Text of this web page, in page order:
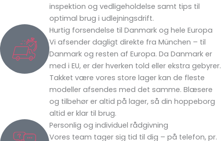
inspektion og vedligeholdelse samt tips til
optimal brug i udlejningsdrift.
Hurtig forsendelse til Danmark og hele Europa
Vi afsender dagligt direkte fra München – til
Danmark og resten af Europa. Da Danmark er
med i EU, er der hverken told eller ekstra gebyrer.
Takket være vores store lager kan de fleste
modeller afsendes med det samme. Blæsere
og tilbehør er altid på lager, så din hoppeborg
altid er klar til brug.
Personlig og individuel rådgivning
Vores team tager sig tid til dig – på telefon, pr.